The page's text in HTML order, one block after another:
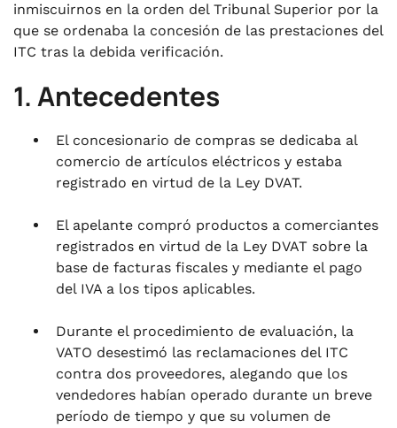
inmiscuirnos en la orden del Tribunal Superior por la
que se ordenaba la concesión de las prestaciones del
ITC tras la debida verificación.
1. Antecedentes
El concesionario de compras se dedicaba al
comercio de artículos eléctricos y estaba
registrado en virtud de la Ley DVAT.
El apelante compró productos a comerciantes
registrados en virtud de la Ley DVAT sobre la
base de facturas fiscales y mediante el pago
del IVA a los tipos aplicables.
Durante el procedimiento de evaluación, la
VATO desestimó las reclamaciones del ITC
contra dos proveedores, alegando que los
vendedores habían operado durante un breve
período de tiempo y que su volumen de